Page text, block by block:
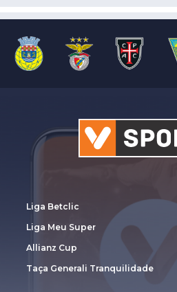
Liga Betclic
Liga Meu Super
Allianz Cup
Taça Generali Tranquilidade